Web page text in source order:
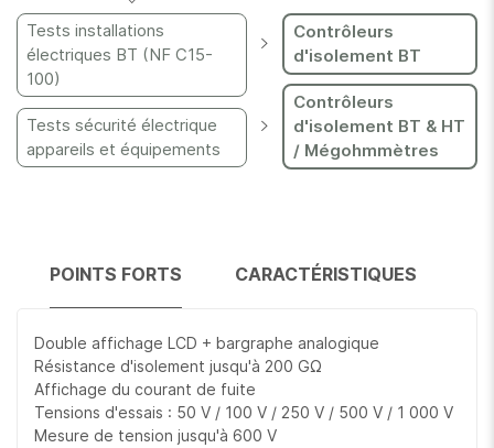
Tests installations
électriques BT (NF C15-
100)
Tests sécurité électrique
appareils et équipements
Contrôleurs
d'isolement BT
Contrôleurs
d'isolement BT & HT
/ Mégohmmètres
POINTS FORTS CARACTÉRISTIQUES
Double affichage LCD + bargraphe analogique
Résistance d'isolement jusqu'à 200 GΩ
Affichage du courant de fuite
Tensions d'essais : 50 V / 100 V / 250 V / 500 V / 1 000 V
Mesure de tension jusqu'à 600 V